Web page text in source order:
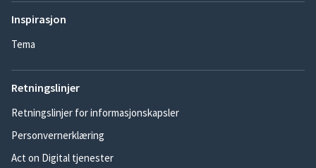
Inspirasjon
Tema
Retningslinjer
Retningslinjer for informasjonskapsler
Personvernerklæring
Act on Digital tjenester